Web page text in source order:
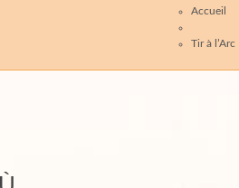
Accueil
Tir à